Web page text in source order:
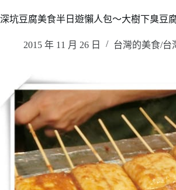
深坑豆腐美食半日遊懶人包～大樹下臭豆
2015 年 11 月 26 日 台灣的美食/台